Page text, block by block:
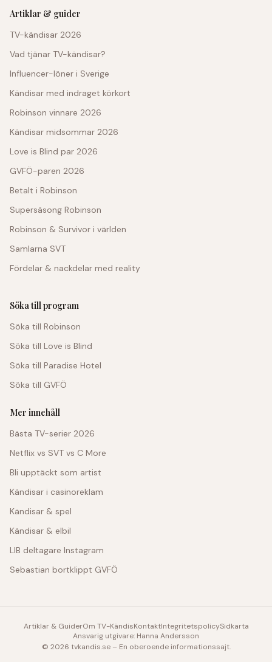
Artiklar & guider
TV-kändisar 2026
Vad tjänar TV-kändisar?
Influencer-löner i Sverige
Kändisar med indraget körkort
Robinson vinnare 2026
Kändisar midsommar 2026
Love is Blind par 2026
GVFÖ-paren 2026
Betalt i Robinson
Supersäsong Robinson
Robinson & Survivor i världen
Samlarna SVT
Fördelar & nackdelar med reality
Söka till program
Söka till Robinson
Söka till Love is Blind
Söka till Paradise Hotel
Söka till GVFÖ
Mer innehåll
Bästa TV-serier 2026
Netflix vs SVT vs C More
Bli upptäckt som artist
Kändisar i casinoreklam
Kändisar & spel
Kändisar & elbil
LIB deltagare Instagram
Sebastian bortklippt GVFÖ
Artiklar & GuiderOm TV-KändisKontaktIntegritetspolicySidkarta
Ansvarig utgivare: Hanna Andersson
© 2026 tvkandis.se – En oberoende informationssajt.